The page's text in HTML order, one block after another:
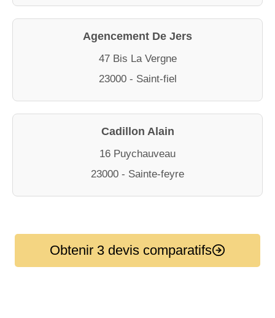
Agencement De Jers
47 Bis La Vergne
23000 - Saint-fiel
Cadillon Alain
16 Puychauveau
23000 - Sainte-feyre
Obtenir 3 devis comparatifs